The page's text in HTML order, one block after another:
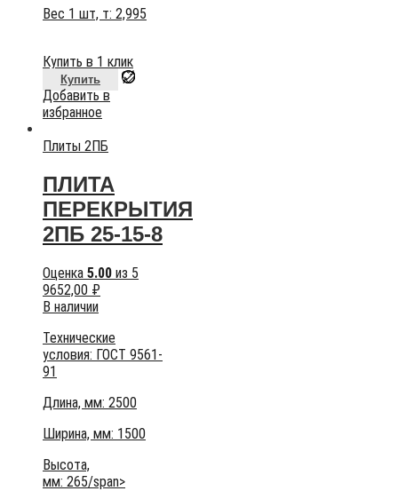
Вес 1 шт, т: 2,995
Купить в 1 клик
Купить
Добавить в
избранное
Плиты 2ПБ
ПЛИТА
ПЕРЕКРЫТИЯ
2ПБ 25-15-8
Оценка 5.00 из 5
9652,00 ₽
В наличии
Технические
условия: ГОСТ 9561-
91
Длина, мм: 2500
Ширина, мм: 1500
Высота,
мм: 265/span>